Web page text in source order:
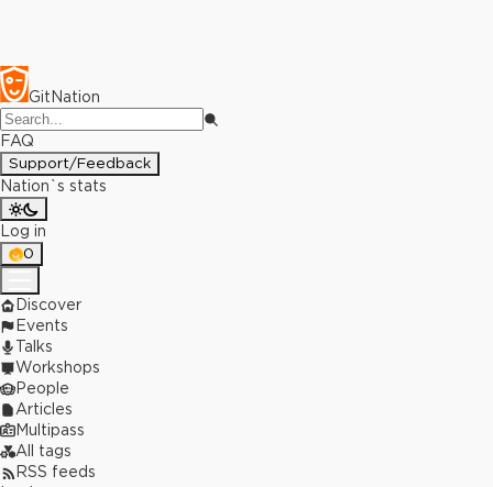
GitNation
FAQ
Support/Feedback
Nation`s stats
Log in
0
Discover
Events
Talks
Workshops
People
Articles
Multipass
All tags
RSS feeds